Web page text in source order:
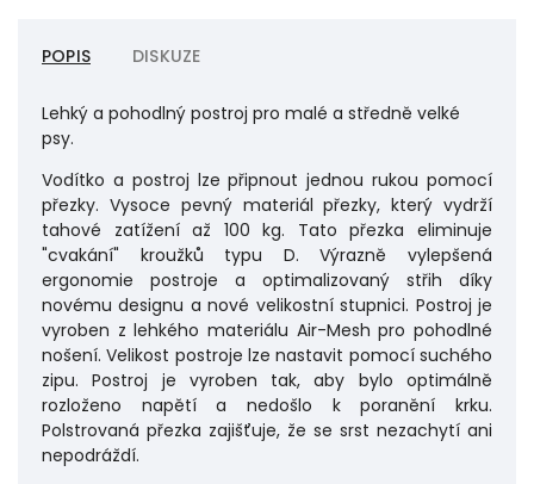
POPIS DISKUZE
Lehký a pohodlný postroj pro malé a středně velké
psy.
Vodítko a postroj lze připnout jednou rukou pomocí
přezky. Vysoce pevný materiál přezky, který vydrží
tahové zatížení až 100 kg. Tato přezka eliminuje
"cvakání" kroužků typu D. Výrazně vylepšená
ergonomie postroje a optimalizovaný střih díky
novému designu a nové velikostní stupnici. Postroj je
vyroben z lehkého materiálu Air-Mesh pro pohodlné
nošení. Velikost postroje lze nastavit pomocí suchého
zipu. Postroj je vyroben tak, aby bylo optimálně
rozloženo napětí a nedošlo k poranění krku.
Polstrovaná přezka zajišťuje, že se srst nezachytí ani
nepodráždí.